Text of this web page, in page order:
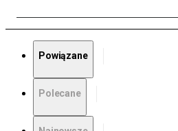
Powiązane
Polecane